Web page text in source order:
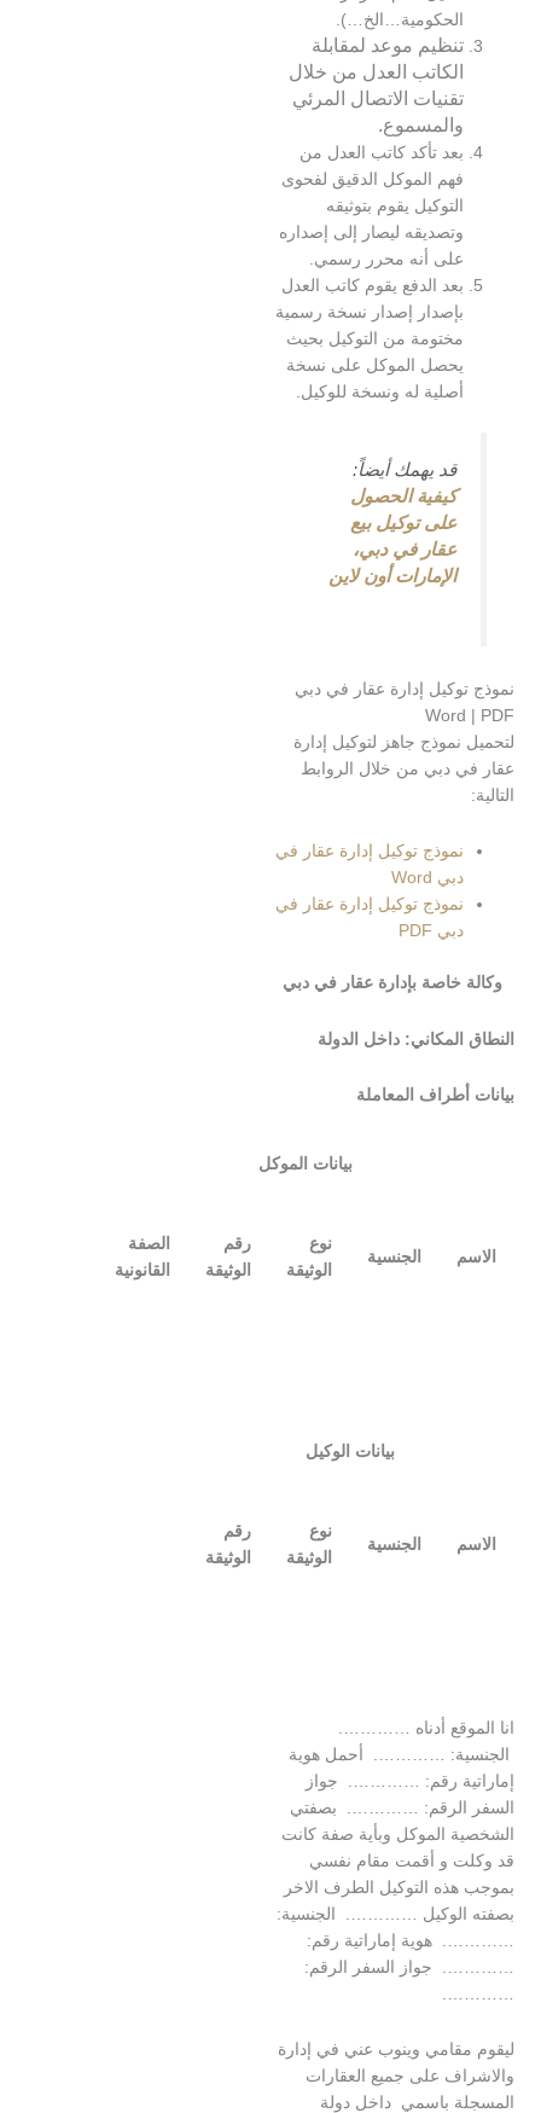
موعد لمقابلة
العدل من خلال
الاتصال المرئي
تأكد كاتب العدل من
الموكل الدقيق لفحوى
يقوم بتوثيقه
ليصار إلى إصداره
أنه محرر رسمي.
الدفع يقوم كاتب العدل
إصدار نسخة رسمية
من التوكيل بحيث
الموكل على نسخة
له ونسخة للوكيل.
قد يهمك أيضاً:
كيفية الحصول
على توكيل بيع
عقار في دبي،
الإمارات أون لاين
إدارة عقار في دبي
جاهز لتوكيل إدارة
دبي من خلال الروابط
توكيل إدارة عقار في
توكيل إدارة عقار في
خاصة بإدارة عقار في دبي
داخل الدولة
المعاملة
بيانات الموكل
الجنسية
الوثيقة
رقم
الوثيقة
الصفة
القانونية
بيانات الوكيل
الجنسية
الوثيقة
رقم
الوثيقة
أدناه ………….
…………. أحمل هوية
رقم: …………. جواز
…………. بصفتي
الموكل وبأية صفة كانت
و أقمت مقام نفسي
التوكيل الطرف الاخر
…………. الجنسية:
إماراتية رقم:
السفر الرقم:
وينوب عني في إدارة
على جميع العقارات
باسمي داخل دولة